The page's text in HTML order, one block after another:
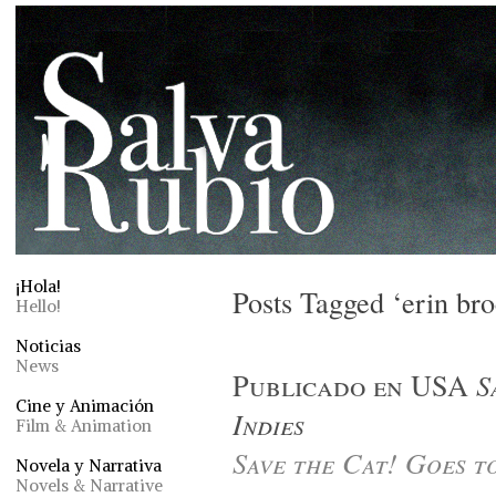
¡Hola!
Hello!
Noticias
News
Cine y Animación
Film & Animation
Novela y Narrativa
Novels & Narrative
Posts Tagged ‘erin
Publicado en USA
Indies
Save the Cat! Goes